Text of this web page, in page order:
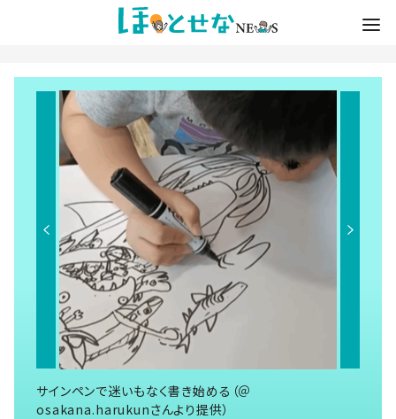
サインペンで迷いもなく書き始める（＠
osakana.harukunさんより提供）